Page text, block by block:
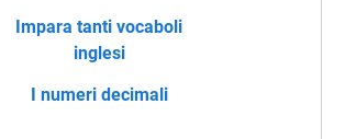
Impara tanti vocaboli
inglesi
I numeri decimali